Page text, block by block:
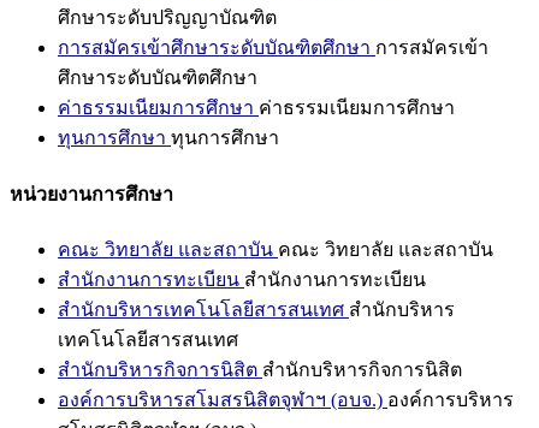
ศึกษาระดับปริญญาบัณฑิต
การสมัครเข้าศึกษาระดับบัณฑิตศึกษา การสมัครเข้า
ศึกษาระดับบัณฑิตศึกษา
ค่าธรรมเนียมการศึกษา ค่าธรรมเนียมการศึกษา
ทุนการศึกษา ทุนการศึกษา
หน่วยงานการศึกษา
คณะ วิทยาลัย และสถาบัน คณะ วิทยาลัย และสถาบัน
สำนักงานการทะเบียน สำนักงานการทะเบียน
สำนักบริหารเทคโนโลยีสารสนเทศ สำนักบริหาร
เทคโนโลยีสารสนเทศ
สำนักบริหารกิจการนิสิต สำนักบริหารกิจการนิสิต
องค์การบริหารสโมสรนิสิตจุฬาฯ (อบจ.) องค์การบริหาร